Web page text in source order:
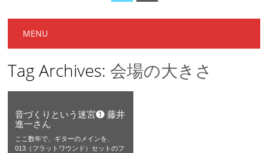
Main menu
MENU
Tag Archives: 会場の大きさ
音づくりという迷宮❶ 藤井
進一さん
ここ数年で、ギターのメインを、
013（フラットワウンド）セットのフ